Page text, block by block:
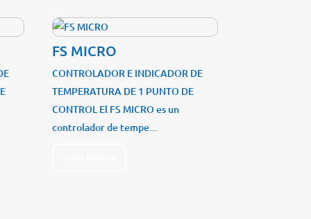
FS MICRO
CONTROLADOR E INDICADOR DE
TEMPERATURA DE 1 PUNTO DE
CONTROL El FS MICRO es un
controlador de tempe...